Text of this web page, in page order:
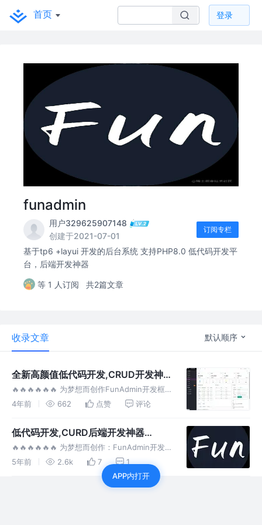
首页 登录
funadmin
用户329625907148
创建于2021-07-01
订阅专栏
基于tp6 +layui 开发的后台系统 支持PHP8.0 低代码开发平
台，后端开发神器
等 1 人订阅 共2篇文章
收录文章 默认顺序
全新高颜值低代码开发,CRUD开发神
器FunAdmin v2.4 发布了
🔥🔥🔥🔥🔥🔥 为梦想而创作FunAdmin开发框
架系统 支持PHP8.0 如果对您有帮助，您可以
项目实时更新信息，您可以点右上角"Watch"
4年前 662 点赞 评论
低代码开发,CURD后端开发神器
FunAdmin
🔥🔥🔥🔥🔥🔥 为梦想而创作：FunAdmin开发
框架系统 支持PHP8.0 如果对您有帮助，您可
以点右上角 "Star" 支持一下 谢谢！ 如果您想获
悉项目实时更新信息，您可以点右上角"Watch"
5年前 2.6k 7
1
APP内打开